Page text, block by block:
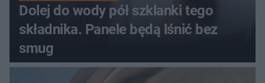
Dolej do wody pół szklanki tego
składnika. Panele będą lśnić bez
smug